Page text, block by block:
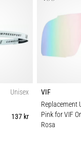
Unisex
137 kr
VIF
Replacement
Pink for VIF
Rosa